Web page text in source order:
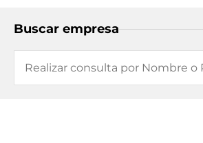
Buscar empresa